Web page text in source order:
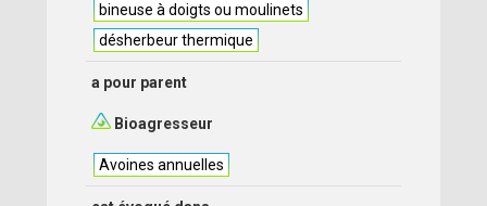
bineuse à doigts ou moulinets
désherbeur thermique
a pour parent
Bioagresseur
Avoines annuelles